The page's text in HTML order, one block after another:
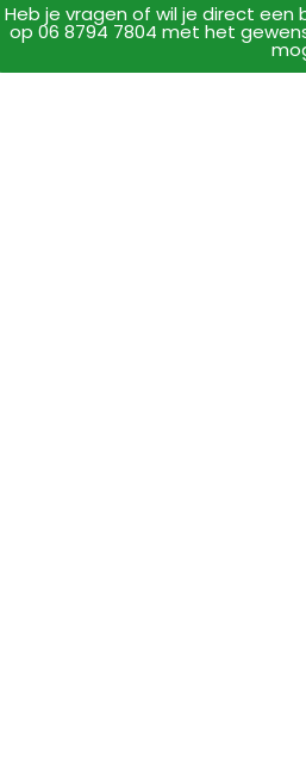
Heb je vragen of wil je direct
op 06 8794 7804 met het